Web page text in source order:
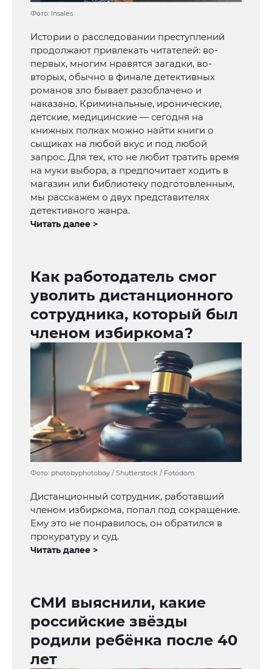
Фото: Insales
Истории о расследовании преступлений
продолжают привлекать читателей: во-
первых, многим нравятся загадки, во-
вторых, обычно в финале детективных
романов зло бывает разоблачено и
наказано. Криминальные, иронические,
детские, медицинские — сегодня на
книжных полках можно найти книги о
сыщиках на любой вкус и под любой
запрос. Для тех, кто не любит тратить время
на муки выбора, а предпочитает ходить в
магазин или библиотеку подготовленным,
мы расскажем о двух представителях
детективного жанра.
Читать далее >
Как работодатель смог
уволить дистанционного
сотрудника, который был
членом избиркома?
Фото: photobyphotoboy / Shutterstock / Fotodom
Дистанционный сотрудник, работавший
членом избиркома, попал под сокращение.
Ему это не понравилось, он обратился в
прокуратуру и суд.
Читать далее >
СМИ выяснили, какие
российские звёзды
родили ребёнка после 40
лет